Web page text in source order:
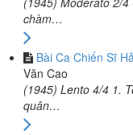
chàm…
Bài Ca Chiến Sĩ
Văn Cao
(1945) Lento 4/4 1.
quân…